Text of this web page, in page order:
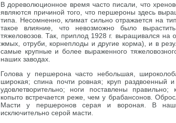
В дореволюционное время часто писали, что
являются причиной того, что першероны здесь
типа. Несомненно, климат сильно отражается на
такое влияние, что невозможно было
тяжеловозов. Так, приплод 1928 г. выращивался на
жмых, отруби, корнеплоды и другие корма), и в
самые крупные и более выраженного
наших заводах.
Голова у першерона часто небольшая,
широкая; спина почти ровная; круп раздвоенный
удовлетворительно; ноги поставлены правильно;
копыто встречается реже, чем у брабансонов.
Масти у першеронов серая и вороная. В
исключительно серой масти.